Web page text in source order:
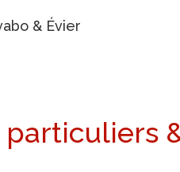
& Évier
particuliers